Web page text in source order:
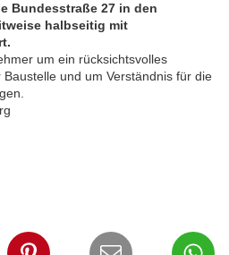
Bundesstraße 27 in den
halbseitig mit
um ein rücksichtsvolles
und um Verständnis für die